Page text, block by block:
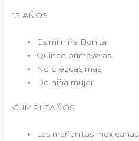
15 AÑOS
Es mi niña Bonita
Quince primaveras
No crezcas mas
De niña mujer
CUMPLEAÑOS
Las mañanitas mexicanas